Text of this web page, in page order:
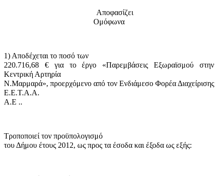
Αποφασίζει
Ομόφωνα
1) Αποδέχεται το ποσό των
220.716,68 € για το έργο «Παρεμβάσεις Εξωραϊσμού στην
Κεντρική Αρτηρία
Ν.Μαρμαρά», προερχόμενο από τον Ενδιάμεσο Φορέα Διαχείρισης
Ε.Ε.Τ.Α.Α.
Α.Ε ..
Τροποποιεί τον προϋπολογισμό
του Δήμου έτους 2012, ως προς τα έσοδα και έξοδα ως εξής: